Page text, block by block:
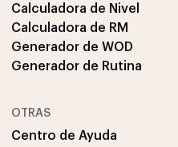
Calculadora de Nivel
Calculadora de RM
Generador de WOD
Generador de Rutina
OTRAS
Centro de Ayuda